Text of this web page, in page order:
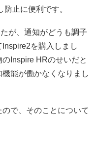
止に便利です。
が、通知がどうも調子
を購入しまし
Inspire HRのせいだと
能が働かなくなりまし
で、そのことについて